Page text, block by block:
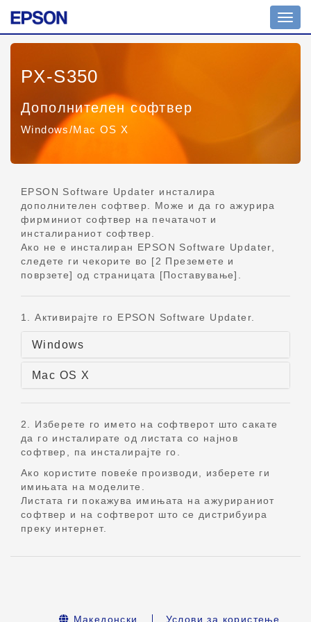
Вкл./
искл.
PX-S350
Дополнителен софтвер
Windows/Mac OS X
EPSON Software Updater инсталира
дополнителен софтвер. Може и да го ажурира
фирминиот софтвер на печатачот и
инсталираниот софтвер.
Ако не е инсталиран EPSON Software Updater,
следете ги чекорите во [2 Преземете и
поврзете] од страницата [Поставување].
1. Активирајте го EPSON Software Updater.
Windows
Mac OS X
2. Изберете го името на софтверот што сакате
да го инсталирате од листата со најнов
софтвер, па инсталирајте го.
Ако користите повеќе производи, изберете ги
имињата на моделите.
Листата ги покажува имињата на ажурираниот
софтвер и на софтверот што се дистрибуира
преку интернет.
Македонски Услови за користење